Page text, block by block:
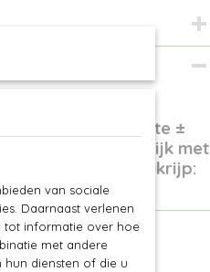
uiteindelijke hoogte ±
Ongeveer tegelijk met
Plukrijp:
van sociale
Daarnaast verlenen
tot informatie over hoe
met andere
diensten of die u